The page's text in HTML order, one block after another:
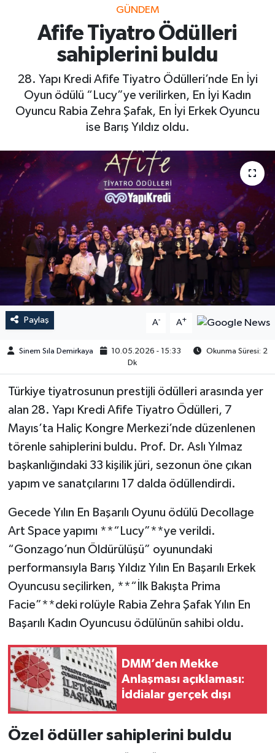
GÜNDEM
Afife Tiyatro Ödülleri
sahiplerini buldu
28. Yapı Kredi Afife Tiyatro Ödülleri’nde En İyi
Oyun ödülü “Lucy”ye verilirken, En İyi Kadın
Oyuncu Rabia Zehra Şafak, En İyi Erkek Oyuncu
ise Barış Yıldız oldu.
Paylaş A- A+
Sinem Sıla Demirkaya 10.05.2026 - 15:33
Okunma Süresi: 2
Dk
Türkiye tiyatrosunun prestijli ödülleri arasında yer
alan 28. Yapı Kredi Afife Tiyatro Ödülleri, 7
Mayıs’ta Haliç Kongre Merkezi’nde düzenlenen
törenle sahiplerini buldu. Prof. Dr. Aslı Yılmaz
başkanlığındaki 33 kişilik jüri, sezonun öne çıkan
yapım ve sanatçılarını 17 dalda ödüllendirdi.
Gecede Yılın En Başarılı Oyunu ödülü Decollage
Art Space yapımı **“Lucy”**ye verildi.
“Gonzago’nun Öldürülüşü” oyunundaki
performansıyla Barış Yıldız Yılın En Başarılı Erkek
Oyuncusu seçilirken, **“İlk Bakışta Prima
Facie”**deki rolüyle Rabia Zehra Şafak Yılın En
Başarılı Kadın Oyuncusu ödülünün sahibi oldu.
DMM’den Mekke
Anlaşması açıklaması:
İddialar gerçek dışı
Özel ödüller sahiplerini buldu